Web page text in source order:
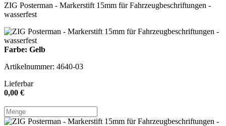
ZIG Posterman - Markerstift 15mm für Fahrzeugbeschriftungen -
wasserfest
Farbe: Gelb
Artikelnummer: 4640-03
Lieferbar
0,00 €